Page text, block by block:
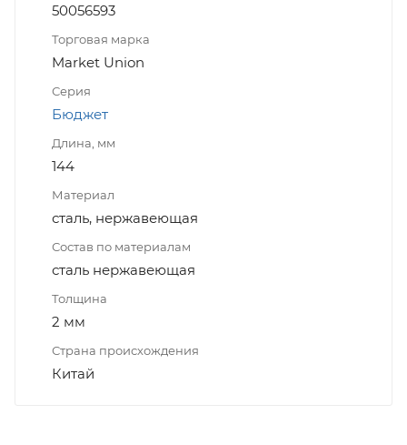
50056593
Торговая марка
Market Union
Серия
Бюджет
Длина, мм
144
Материал
сталь, нержавеющая
Состав по материалам
сталь нержавеющая
Толщина
2 мм
Страна происхождения
Китай